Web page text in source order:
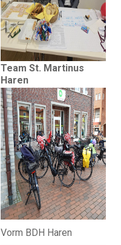
Team St. Martinus
Haren
Vorm BDH Haren